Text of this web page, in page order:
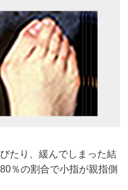
たり、緩んでしまった結
％の割合で小指が親指側